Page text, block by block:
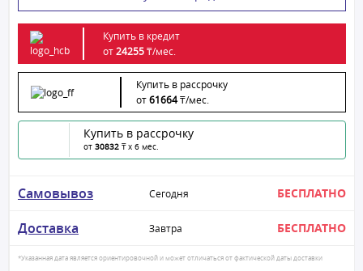
Купить в кредит
от24255₸/мес.
Купить в рассрочку
от61664₸/мес.
Купить в рассрочку
от 30832 ₸ x 6 мес.
Самовывоз Сегодня БЕСПЛАТНО
Доставка Завтра БЕСПЛАТНО
*Указанная дата является ориентировочной и может отличаться от фактической даты доставки